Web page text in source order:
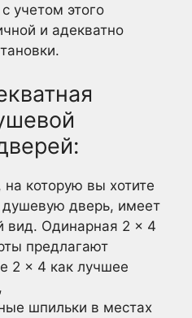
учетом этого
и адекватно
на которую вы хотите
душевую дверь, имеет
вид. Одинарная 2 × 4
предлагают
2 × 4 как лучшее
шпильки в местах